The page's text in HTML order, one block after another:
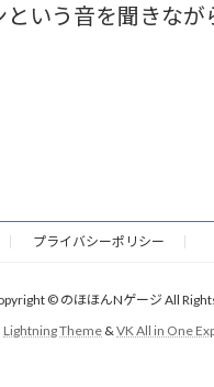
いう音を聞きなが
プライバシーポリシー
© のほほんNゲージ All
Lightning Theme & VK All in One